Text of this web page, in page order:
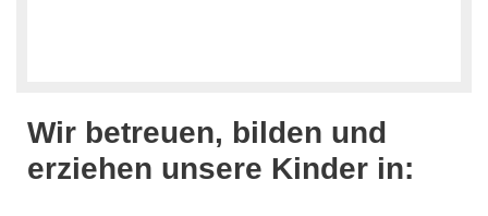
Wir betreuen, bilden und
erziehen unsere Kinder in: